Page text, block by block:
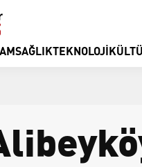
SAĞLIKTEKNOLOJI